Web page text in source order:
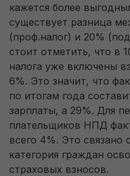
кажется более
существует разница
(проф.налог) и 20%
стоит отметить, что в
налога уже включены
6%. Это значит, что
по итогам года
зарплаты, а 29%. Для
плательщиков НПД
всего 4%. Это связано
категория граждан
страховых взносов.
системы.
Целевые
файлы cookie
Аналитические файлы
оценки поведения
файлы cookie помогают
используется сайт,
производительность
сайта максимально